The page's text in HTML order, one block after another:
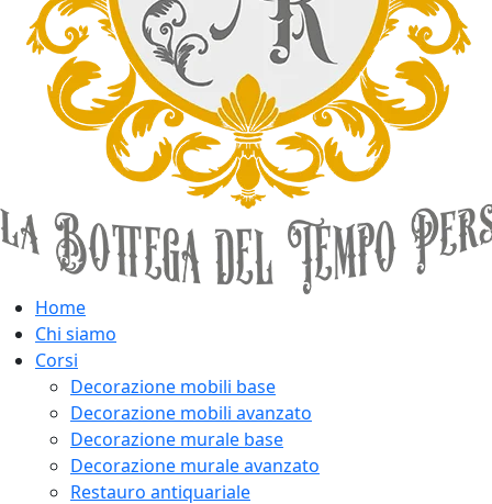
Home
Chi siamo
Corsi
Decorazione mobili base
Decorazione mobili avanzato
Decorazione murale base
Decorazione murale avanzato
Restauro antiquariale